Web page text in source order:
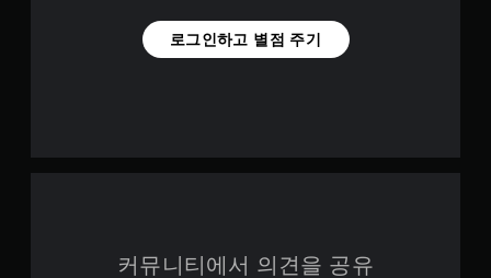
로그인하고 별점 주기
커뮤니티에서 의견을 공유